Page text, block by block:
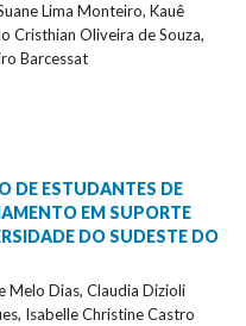
Lima Monteiro, Kauê
Cristhian Oliveira de Souza,
Barcessat
DE ESTUDANTES DE
EM SUPORTE
DO SUDESTE DO
Melo Dias, Claudia Dizioli
Isabelle Christine Castro